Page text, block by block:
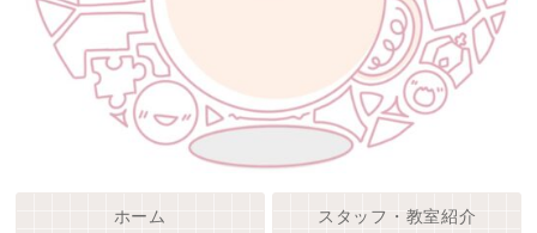
ホーム スタッフ・教室紹介